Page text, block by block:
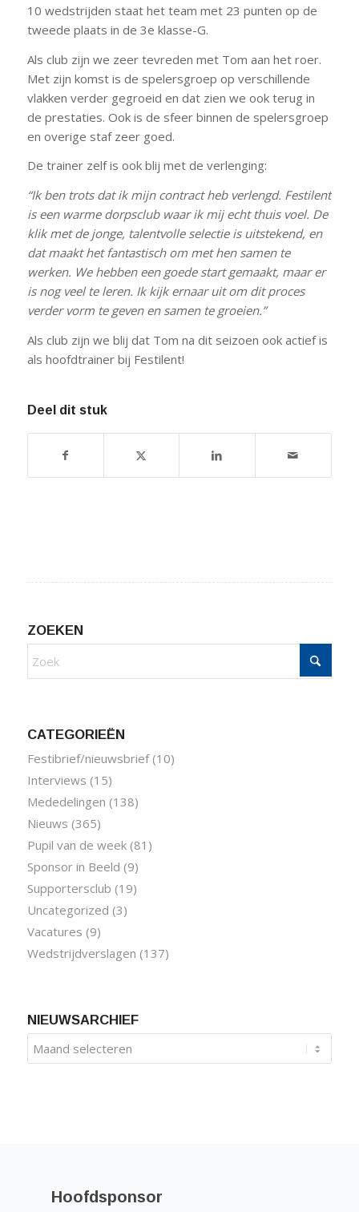
10 wedstrijden staat het team met 23 punten op de
tweede plaats in de 3e klasse-G.
Als club zijn we zeer tevreden met Tom aan het roer.
Met zijn komst is de spelersgroep op verschillende
vlakken verder gegroeid en dat zien we ook terug in
de prestaties. Ook is de sfeer binnen de spelersgroep
en overige staf zeer goed.
De trainer zelf is ook blij met de verlenging:
“Ik ben trots dat ik mijn contract heb verlengd. Festilent
is een warme dorpsclub waar ik mij echt thuis voel. De
klik met de jonge, talentvolle selectie is uitstekend, en
dat maakt het fantastisch om met hen samen te
werken. We hebben een goede start gemaakt, maar er
is nog veel te leren. Ik kijk ernaar uit om dit proces
verder vorm te geven en samen te groeien.”
Als club zijn we blij dat Tom na dit seizoen ook actief is
als hoofdtrainer bij Festilent!
Deel dit stuk
ZOEKEN
CATEGORIEËN
Festibrief/nieuwsbrief(10)
Interviews (15)
Mededelingen (138)
Nieuws (365)
Pupil van de week(81)
Sponsor in Beeld (9)
Supportersclub (19)
Uncategorized (3)
Vacatures (9)
Wedstrijdverslagen (137)
NIEUWSARCHIEF
Hoofdsponsor